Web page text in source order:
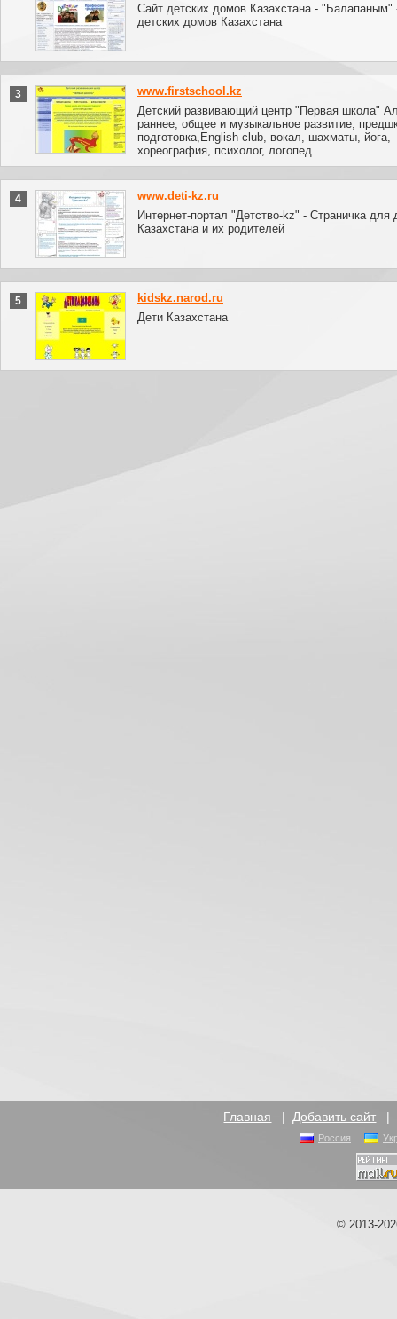
Сайт детских домов Казахстана - "Балапаным"
детских домов Казахстана
3
www.firstschool.kz
Детский развивающий центр "Первая школа"
раннее, общее и музыкальное развитие,
подготовка,English club, вокал, шахматы, йога,
хореография, психолог, логопед
4
www.deti-kz.ru
Интернет-портал "Детство-kz" - Страничка для
Казахстана и их родителей
5
kidskz.narod.ru
Дети Казахстана
Главная | Добавить сайт |
Россия
© 2013-